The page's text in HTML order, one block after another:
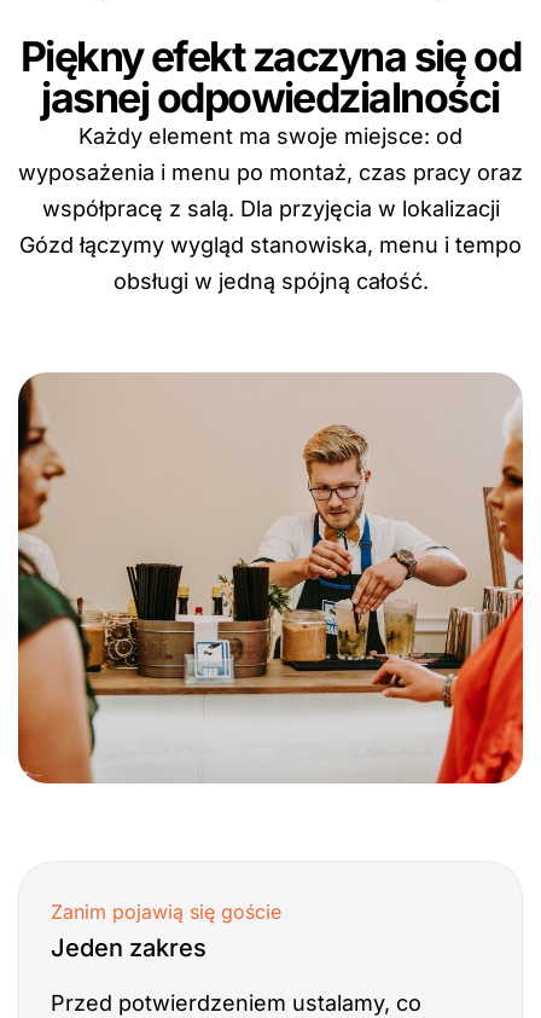
Piękny efekt zaczyna się od
jasnej odpowiedzialności
Każdy element ma swoje miejsce: od
wyposażenia i menu po montaż, czas pracy oraz
współpracę z salą. Dla przyjęcia w lokalizacji
Gózd łączymy wygląd stanowiska, menu i tempo
obsługi w jedną spójną całość.
Zanim pojawią się goście
Jeden zakres
Przed potwierdzeniem ustalamy, co